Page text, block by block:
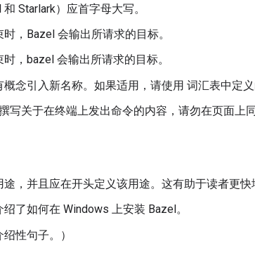
Starlark）应首字母大写。
时，Bazel 会输出所请求的目标。
，bazel 会输出所请求的目标。
念引入新名称。如果适用，请使用 词汇表中定
写关于在终端上发出命令的内容，请勿在页面上同
，并且应在开头定义该用途。这有助于读者更快
绍了如何在 Windows 上安装 Bazel。
性句子。）